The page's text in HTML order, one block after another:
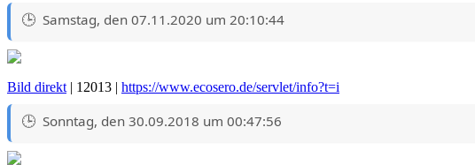
Samstag, den 07.11.2020 um 20:10:44
Bild direkt | 12013 | https://www.ecosero.de/servlet/info?t=i
Sonntag, den 30.09.2018 um 00:47:56